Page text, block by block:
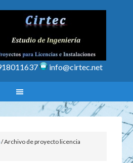
info@cirtec.net
/Archivo de proyecto licencia